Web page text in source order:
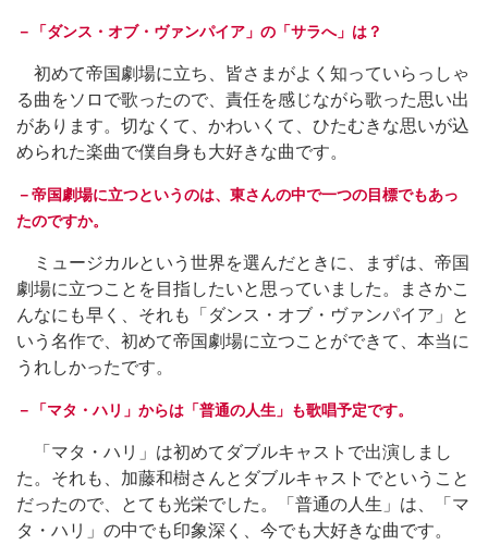
－「ダンス・オブ・ヴァンパイア」の「サラへ」は？
初めて帝国劇場に立ち、皆さまがよく知っていらっしゃ
る曲をソロで歌ったので、責任を感じながら歌った思い出
があります。切なくて、かわいくて、ひたむきな思いが込
められた楽曲で僕自身も大好きな曲です。
－帝国劇場に立つというのは、東さんの中で一つの目標でもあっ
たのですか。
ミュージカルという世界を選んだときに、まずは、帝国
劇場に立つことを目指したいと思っていました。まさかこ
んなにも早く、それも「ダンス・オブ・ヴァンパイア」と
いう名作で、初めて帝国劇場に立つことができて、本当に
うれしかったです。
－「マタ・ハリ」からは「普通の人生」も歌唱予定です。
「マタ・ハリ」は初めてダブルキャストで出演しまし
た。それも、加藤和樹さんとダブルキャストでということ
だったので、とても光栄でした。「普通の人生」は、「マ
タ・ハリ」の中でも印象深く、今でも大好きな曲です。